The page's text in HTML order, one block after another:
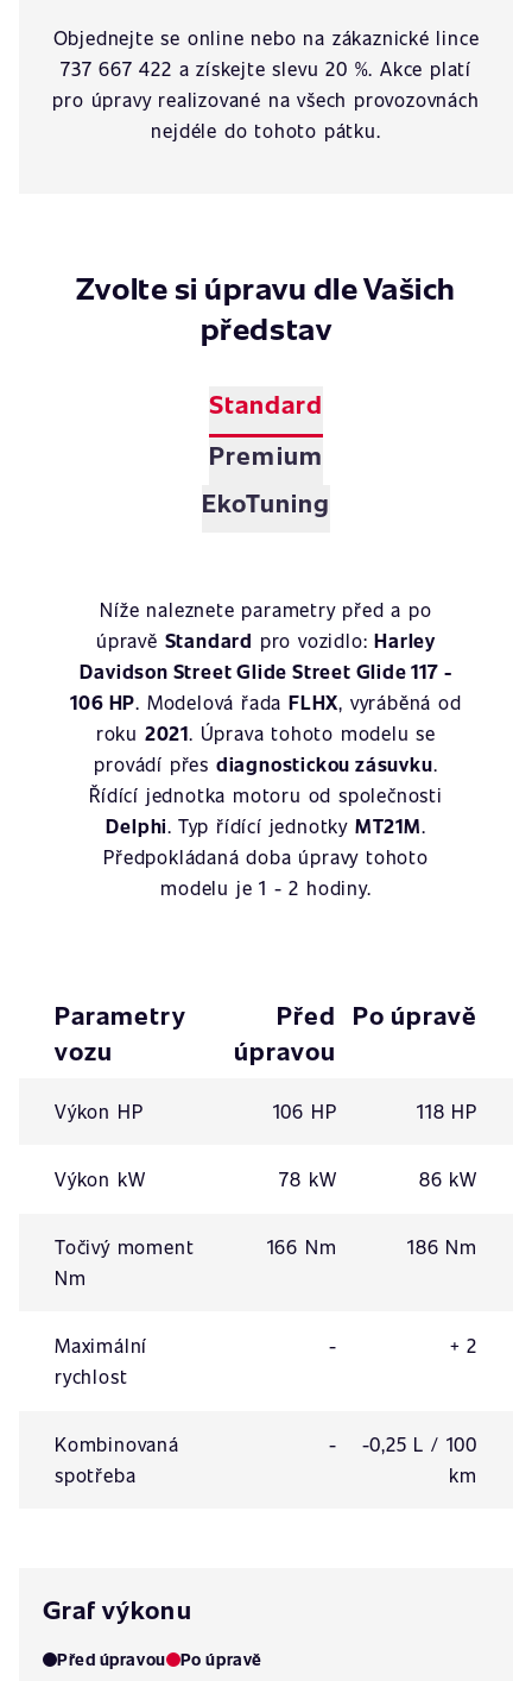
Objednejte se online nebo na zákaznické lince
737 667 422 a získejte slevu 20 %. Akce platí
pro úpravy realizované na všech provozovnách
nejdéle do tohoto pátku.
Zvolte si úpravu dle Vašich
představ
Standard
Premium
EkoTuning
Níže naleznete parametry před a po
úpravě Standard pro vozidlo:Harley
Davidson Street Glide Street Glide 117 -
106 HP. Modelová řada FLHX, vyráběná od
roku 2021. Úprava tohoto modelu se
provádí přes diagnostickou zásuvku.
Řídící jednotka motoru od společnosti
Delphi. Typ řídící jednotky MT21M.
Předpokládaná doba úpravy tohoto
modelu je 1 - 2 hodiny.
Parametry
vozu
Před
úpravou
Po úpravě
Výkon HP 106 HP 118 HP
Výkon kW 78 kW 86 kW
Točivý moment
Nm
166 Nm 186 Nm
Maximální
rychlost
- + 2
Kombinovaná
spotřeba
-
-0,25 L / 100
km
Graf výkonu
Před úpravou Po úpravě